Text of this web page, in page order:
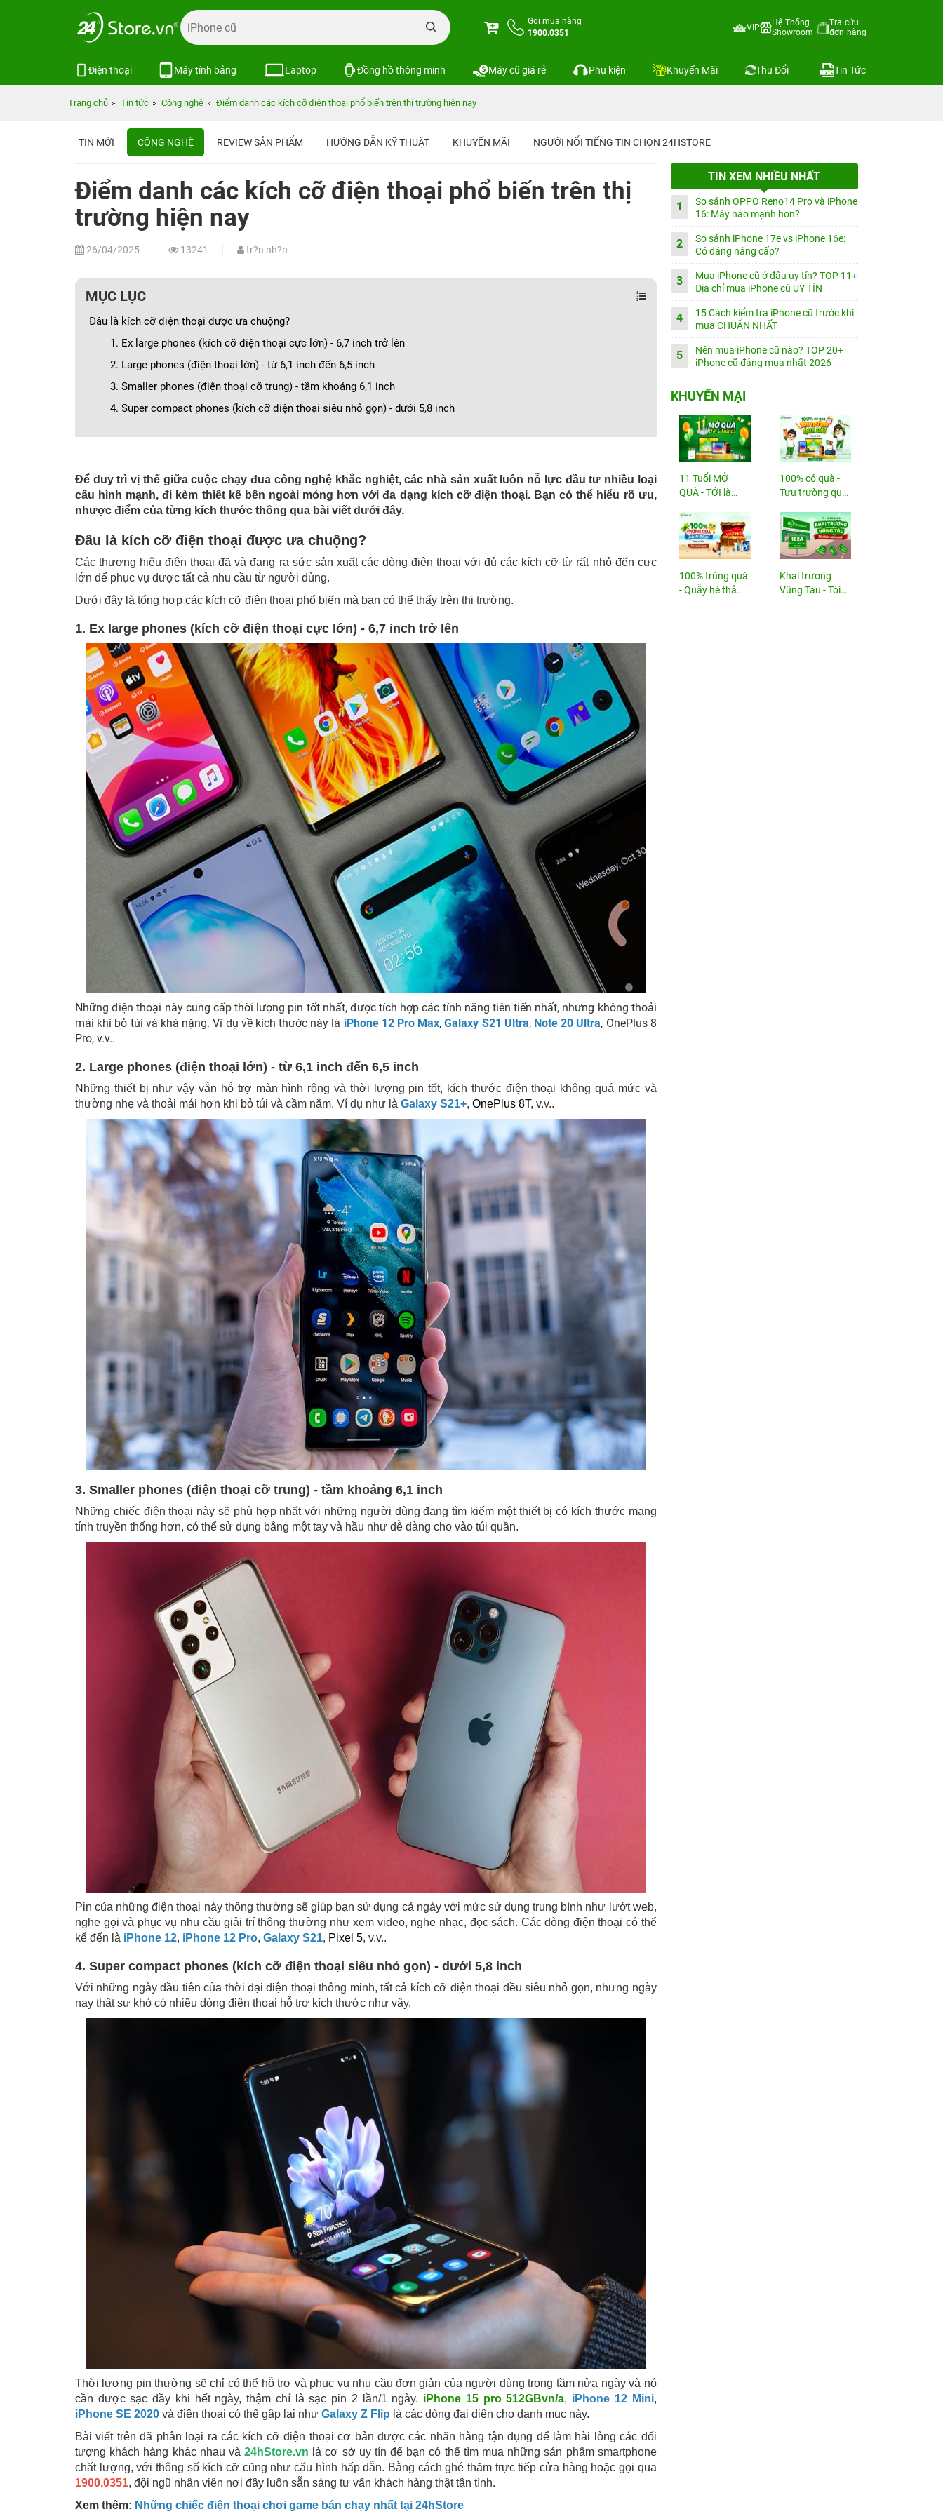
Gọi mua hàng
1900.0351
VIP
Hệ Thống
Showroom
Tra cứu
đơn hàng
Điện thoại Máy tính bảng Laptop Đồng hồ thông minh Máy cũ giá rẻ Phụ kiện Khuyến Mãi Thu Đổi Tin Tức
Trang chủ Tin tức Công nghệ Điểm danh các kích cỡ điện thoại phổ biến trên thị trường hiện nay
TIN MỚI CÔNG NGHỆ REVIEW SẢN PHẨM HƯỚNG DẪN KỸ THUẬT KHUYẾN MÃI NGƯỜI NỔI TIẾNG TIN CHỌN 24HSTORE
Điểm danh các kích cỡ điện thoại phổ biến trên thị
trường hiện nay
26/04/2025 13241 tr?n nh?n
MỤC LỤC
Đâu là kích cỡ điện thoại được ưa chuộng?
1. Ex large phones (kích cỡ điện thoại cực lớn) - 6,7 inch trở lên
2. Large phones (điện thoại lớn) - từ 6,1 inch đến 6,5 inch
3. Smaller phones (điện thoại cỡ trung) - tầm khoảng 6,1 inch
4. Super compact phones (kích cỡ điện thoại siêu nhỏ gọn) - dưới 5,8 inch
Để duy trì vị thế giữa cuộc chạy đua công nghệ khắc nghiệt, các nhà sản xuất luôn nỗ lực đầu tư nhiều loại
cấu hình mạnh, đi kèm thiết kế bên ngoài mỏng hơn với đa dạng kích cỡ điện thoại. Bạn có thể hiểu rõ ưu,
nhược điểm của từng kích thước thông qua bài viết dưới đây.
Đâu là kích cỡ điện thoại được ưa chuộng?
Các thương hiệu điện thoại đã và đang ra sức sản xuất các dòng điện thoại với đủ các kích cỡ từ rất nhỏ đến cực
lớn để phục vụ được tất cả nhu cầu từ người dùng.
Dưới đây là tổng hợp các kích cỡ điện thoại phổ biến mà bạn có thể thấy trên thị trường.
1. Ex large phones (kích cỡ điện thoại cực lớn) - 6,7 inch trở lên
Những điện thoại này cung cấp thời lượng pin tốt nhất, được tích hợp các tính năng tiên tiến nhất, nhưng không thoải
mái khi bỏ túi và khá nặng. Ví dụ về kích thước này là iPhone 12 Pro Max,Galaxy S21 Ultra, Note 20 Ultra, OnePlus 8
Pro, v.v..
2. Large phones (điện thoại lớn) - từ 6,1 inch đến 6,5 inch
Những thiết bị như vậy vẫn hỗ trợ màn hình rộng và thời lượng pin tốt, kích thước điện thoại không quá mức và
thường nhẹ và thoải mái hơn khi bỏ túi và cầm nắm. Ví dụ như là Galaxy S21+, OnePlus 8T, v.v..
3. Smaller phones (điện thoại cỡ trung) - tầm khoảng 6,1 inch
Những chiếc điện thoại này sẽ phù hợp nhất với những người dùng đang tìm kiếm một thiết bị có kích thước mang
tính truyền thống hơn, có thể sử dụng bằng một tay và hầu như dễ dàng cho vào túi quần.
Pin của những điện thoại này thông thường sẽ giúp bạn sử dụng cả ngày với mức sử dụng trung bình như lướt web,
nghe gọi và phục vụ nhu cầu giải trí thông thường như xem video, nghe nhạc, đọc sách. Các dòng điện thoại có thể
kể đến là iPhone 12, iPhone 12 Pro, Galaxy S21, Pixel 5, v.v..
4. Super compact phones (kích cỡ điện thoại siêu nhỏ gọn) - dưới 5,8 inch
Với những ngày đầu tiên của thời đại điện thoại thông minh, tất cả kích cỡ điện thoại đều siêu nhỏ gọn, nhưng ngày
nay thật sự khó có nhiều dòng điện thoại hỗ trợ kích thước như vậy.
Thời lượng pin thường sẽ chỉ có thể hỗ trợ và phục vụ nhu cầu đơn giản của người dùng trong tầm nửa ngày và nó
cần được sạc đầy khi hết ngày, thậm chí là sạc pin 2 lần/1 ngày. iPhone 15 pro 512GBvn/a, iPhone 12 Mini,
iPhone SE 2020 và điện thoại có thể gập lại như Galaxy Z Flip là các dòng đại diện cho danh mục này.
Bài viết trên đã phân loại ra các kích cỡ điện thoại cơ bản được các nhãn hàng tận dụng để làm hài lòng các đối
tượng khách hàng khác nhau và24hStore.vn là cơ sở uy tín để bạn có thể tìm mua những sản phẩm smartphone
chất lượng, với thông số kích cỡ cũng như cấu hình hấp dẫn. Bằng cách ghé thăm trực tiếp cửa hàng hoặc gọi qua
1900.0351, đội ngũ nhân viên nơi đây luôn sẵn sàng tư vấn khách hàng thật tận tình.
Xem thêm: Những chiếc điện thoại chơi game bán chạy nhất tại 24hStore
TIN XEM NHIỀU NHẤT
1
So sánh OPPO Reno14 Pro và iPhone
16: Máy nào mạnh hơn?
2
So sánh iPhone 17e vs iPhone 16e:
Có đáng nâng cấp?
3
Mua iPhone cũ ở đâu uy tín? TOP 11+
Địa chỉ mua iPhone cũ UY TÍN
4
15 Cách kiểm tra iPhone cũ trước khi
mua CHUẨN NHẤT
5
Nên mua iPhone cũ nào? TOP 20+
iPhone cũ đáng mua nhất 2026
KHUYẾN MẠI
11 Tuổi MỞ
QUÀ - TỚI là
100% có quà -
Tựu trường quá
100% trúng quà
- Quẫy hè thả
Khai trương
Vũng Tàu - Tới